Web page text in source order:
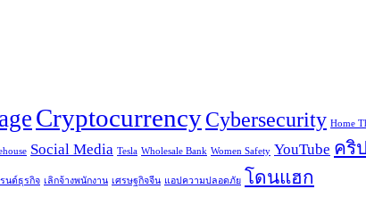
CryptocurrencyCybersecurity Home
Social Media Tesla Wholesale Bank Women Safety YouTube คริ
นด์ธุรกิจ เลิกจ้างพนักงาน เศรษฐกิจจีน แอปความปลอดภัย โดนแฮก